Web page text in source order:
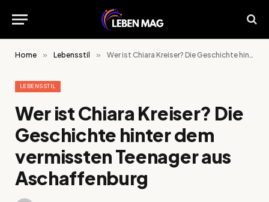
Home » Lebensstil » Wer ist Chiara Kreiser? Die Geschichte hinter dem vermissten Teenager aus Aschaffenburg
LEBENSSTIL
Wer ist Chiara Kreiser? Die
Geschichte hinter dem
vermissten Teenager aus
Aschaffenburg